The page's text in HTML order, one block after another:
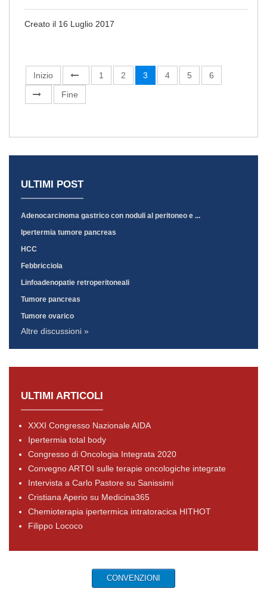
Creato il 16 Luglio 2017
Inizio 1 2 3 4 5
6
Fine
ULTIMI POST
Adenocarcinoma gastrico con noduli al peritoneo e ...
Ipertermia tumore pancreas
HCC
Febbricciola
Linfoadenopatie retroperitoneali
Tumore pancreas
Tumore ovarico
Altre discussioni »
ULTIMI ARTICOLI
XXXI Congresso Nazionale AIDA
Ipertermia total body
Congresso di Oncologia Integrata 2020
Convegno ARTOI sulle terapie oncologiche integrate
Intervista a Carlo Pastore su Sanissimi
Cristiana Aperio su Medicina365
Chemioterapia ipertermica intratoracica HITHOT
Filippo Lococo
CONVENZIONI